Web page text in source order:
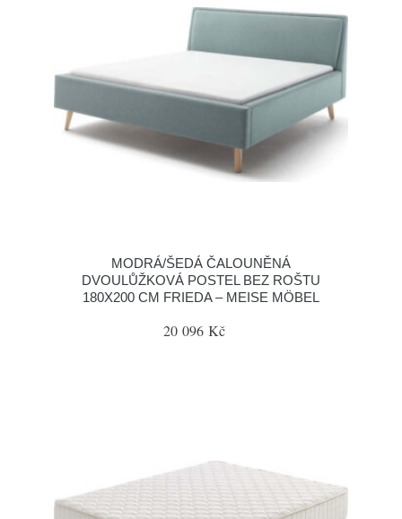
MODRÁ/ŠEDÁ ČALOUNĚNÁ
DVOULŮŽKOVÁ POSTEL BEZ ROŠTU
180X200 CM FRIEDA – MEISE MÖBEL
20 096 Kč